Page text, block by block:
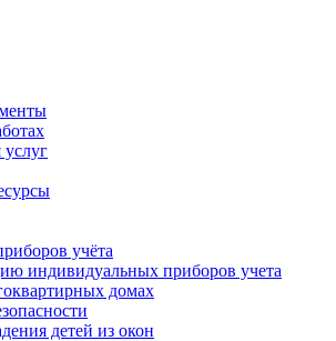
учёта
индивидуальных приборов учета
домах
детей из окон